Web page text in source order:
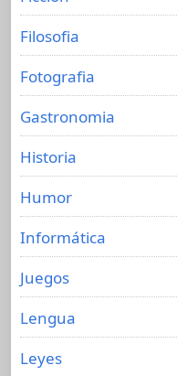
Filosofia
Fotografia
Gastronomia
Historia
Humor
Informática
Juegos
Lengua
Leyes